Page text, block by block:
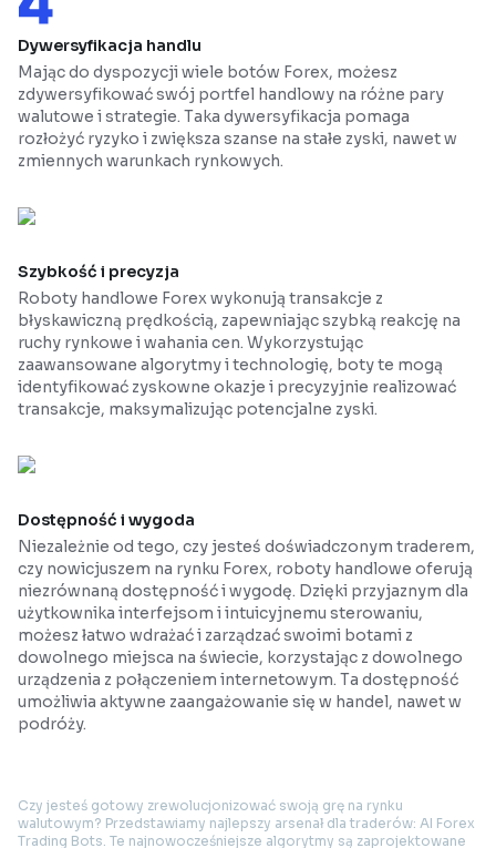
Dywersyfikacja handlu
Mając do dyspozycji wiele botów Forex, możesz
zdywersyfikować swój portfel handlowy na różne pary
walutowe i strategie. Taka dywersyfikacja pomaga
rozłożyć ryzyko i zwiększa szanse na stałe zyski, nawet w
zmiennych warunkach rynkowych.
Szybkość i precyzja
Roboty handlowe Forex wykonują transakcje z
błyskawiczną prędkością, zapewniając szybką reakcję na
ruchy rynkowe i wahania cen. Wykorzystując
zaawansowane algorytmy i technologię, boty te mogą
identyfikować zyskowne okazje i precyzyjnie realizować
transakcje, maksymalizując potencjalne zyski.
Dostępność i wygoda
Niezależnie od tego, czy jesteś doświadczonym traderem,
czy nowicjuszem na rynku Forex, roboty handlowe oferują
niezrównaną dostępność i wygodę. Dzięki przyjaznym dla
użytkownika interfejsom i intuicyjnemu sterowaniu,
możesz łatwo wdrażać i zarządzać swoimi botami z
dowolnego miejsca na świecie, korzystając z dowolnego
urządzenia z połączeniem internetowym. Ta dostępność
umożliwia aktywne zaangażowanie się w handel, nawet w
podróży.
Czy jesteś gotowy zrewolucjonizować swoją grę na rynku
walutowym? Przedstawiamy najlepszy arsenał dla traderów: AI Forex
Trading Bots. Te najnowocześniejsze algorytmy są zaprojektowane